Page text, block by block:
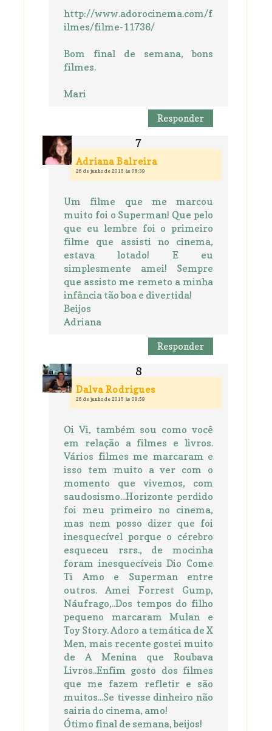
http://www.adorocinema.com/f
ilmes/filme-11736/
Bom final de semana, bons
filmes.
Mari
Responder
Adriana Balreira
26 de junho de 2015 às 08:39
Um filme que me marcou
muito foi o Superman! Que pelo
que eu lembre foi o primeiro
filme que assisti no cinema,
estava lotado! E eu
simplesmente amei! Sempre
que assisto me remeto a minha
infância tão boa e divertida!
Beijos
Adriana
Responder
Dalva Rodrigues
26 de junho de 2015 às 09:59
Oi Vi, também sou como você
em relação a filmes e livros.
Vários filmes me marcaram e
isso tem muito a ver com o
momento que vivemos, com
saudosismo...Horizonte perdido
foi meu primeiro no cinema,
mas nem posso dizer que foi
inesquecível porque o cérebro
esqueceu rsrs., de mocinha
foram inesquecíveis Dio Come
Ti Amo e Superman entre
outros. Amei Forrest Gump,
Náufrago,..Dos tempos do filho
pequeno marcaram Mulan e
Toy Story. Adoro a temática de X
Men, mais recente gostei muito
de A Menina que Roubava
Livros..Enfim gosto dos filmes
que me fazem refletir e são
muitos...Se tivesse dinheiro não
sairia do cinema, amo!
Ótimo final de semana, beijos!